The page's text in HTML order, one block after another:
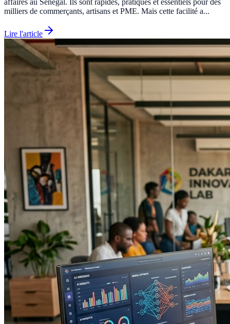
affaires au Sénégal. Ils sont rapides, pratiques et essentiels pour des
milliers de commerçants, artisans et PME. Mais cette facilité a...
Lire l'article